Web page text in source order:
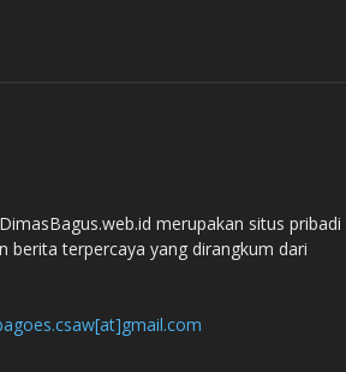
merupakan situs pribadi
berita terpercaya yang dirangkum dari